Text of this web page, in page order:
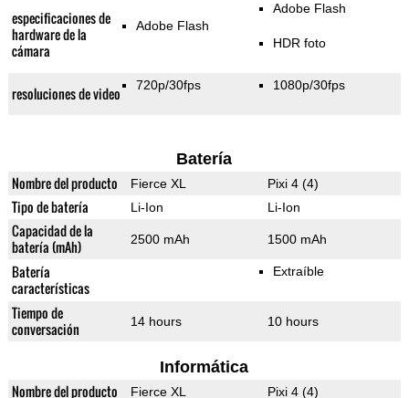
especificaciones de
hardware de la
cámara
Adobe Flash
Adobe Flash
HDR foto
resoluciones de video 720p/30fps 1080p/30fps
Batería
Nombre del producto Fierce XL Pixi 4 (4)
Tipo de batería Li-Ion Li-Ion
Capacidad de la
batería (mAh)
2500 mAh 1500 mAh
Batería
características
Extraíble
Tiempo de
conversación
14 hours 10 hours
Informática
Nombre del producto Fierce XL Pixi 4 (4)